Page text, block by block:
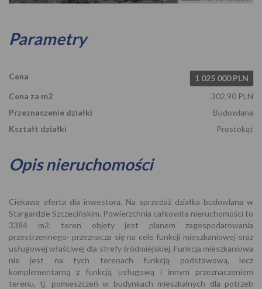
Parametry
Cena
1 025 000 PLN
Cena za m2
302,90 PLN
Przeznaczenie działki
Budowlana
Kształt działki
Prostokąt
Opis nieruchomości
Ciekawa oferta dla inwestora. Na sprzedaż działka budowlana w
Stargardzie Szczecińskim. Powierzchnia całkowita nieruchomości to
3384 m2, teren objęty jest planem zagospodarowania
przestrzennego- przeznacza się na cele funkcji mieszkaniowej oraz
usługowej właściwej dla strefy śródmiejskiej. Funkcja mieszkaniowa
nie jest na tych terenach funkcją podstawową, lecz
komplementarną z funkcją usługową i innym przeznaczeniem
terenu, tj. pomieszczeń w budynkach mieszkalnych dla potrzeb